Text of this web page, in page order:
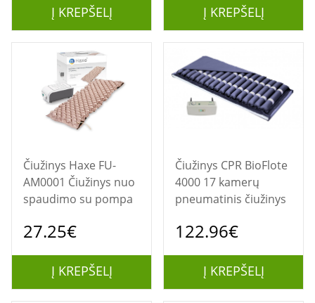
Į KREPŠELĮ Į KREPŠELĮ
Čiužinys Haxe FU-
AM0001 Čiužinys nuo
spaudimo su pompa
27.25€
Į KREPŠELĮ
Čiužinys CPR BioFlote
4000 17 kamerų
pneumatinis čiužinys
122.96€
Į KREPŠELĮ